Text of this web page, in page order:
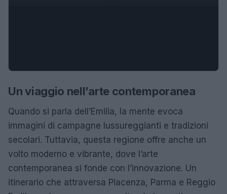
Un viaggio nell’arte contemporanea
Quando si parla dell’Emilia, la mente evoca
immagini di campagne lussureggianti e tradizioni
secolari. Tuttavia, questa regione offre anche un
volto moderno e vibrante, dove l’arte
contemporanea si fonde con l’innovazione. Un
itinerario che attraversa Piacenza, Parma e Reggio